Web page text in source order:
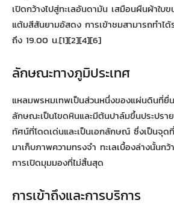
เปิดกว้างไปสู่ทะเลอันดามัน เสมือนผืนผ้าใ
แต้มสีสันยามอัสดง การเข้าชมสามารถทำได้
ถึง 19.00 น.[1][2][4][6]
ลักษณะทางภูมิประเทศ
แหลมพรหมเทพเป็นส่วนหนึ่งของแผ่นดินที่ยื่น
ลักษณะเป็นโขดหินและมีต้นปาล์มขึ้นประปรา
ทัศน์ที่โดดเด่นและเป็นเอกลักษณ์ ซึ่งเป็นจุด
มาเก็บภาพความทรงจำ ทะเลเบื้องล่างนั้นก
การเปิดมุมมองที่ไม่สิ้นสุด
การเข้าถึงและการบริการ